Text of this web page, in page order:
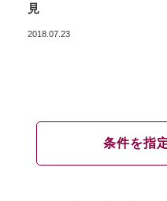
見
2018.07.23
条件を指